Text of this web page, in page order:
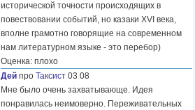
исторической точности происходящих в
повествовании событий, но казаки XVI века,
вполне грамотно говорящие на современном
нам литературном языке - это перебор)
Оценка: плохо
Дей про Таксист 03 08
Мне было очень захватывающе. Идея
понравилась неимоверно. Переживательных